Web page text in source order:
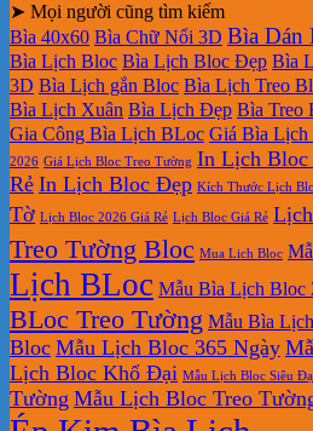
➤ Mọi người cũng tìm kiếm
Bìa 40x60 Bìa Chữ Nổi 3D Bìa Dán
Bìa Lịch Bloc Bìa Lịch Bloc Đẹp Bìa
3D Bìa Lịch gắn Bloc Bìa Lịch Treo
Bìa Lịch Xuân Bìa Lịch Đẹp Bìa Treo
Gia Công Bìa Lịch BLoc Giá Bìa Lịch
2026 Giá Lịch Bloc Treo Tường In Lịch Bloc
Rẻ In Lịch Bloc Đẹp Kích Thước Lịch
Tờ Lịch Bloc 2026 Giá Rẻ Lịch Bloc Giá Rẻ
Treo Tường Bloc Mua Lich Bloc
Lịch BLoc Mẫu Bìa Lịch Bloc
BLoc Treo Tường Mẫu Bìa
Bloc Mẫu Lịch Bloc 365 Ngày
Lịch Bloc Khổ Đại Mẫu Lịch Bloc Siêu
Tường Mẫu Lịch Bloc Treo